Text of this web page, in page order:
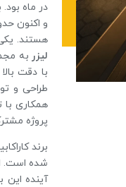
در ماه
هستند.
لیزر به
با دقت
طراحی و
همکاری
پروژه
برند
شده است.
آینده این